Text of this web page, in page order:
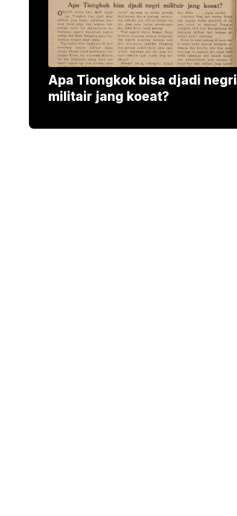
Apa Tiongkok bisa djadi negri
militair jang koeat?